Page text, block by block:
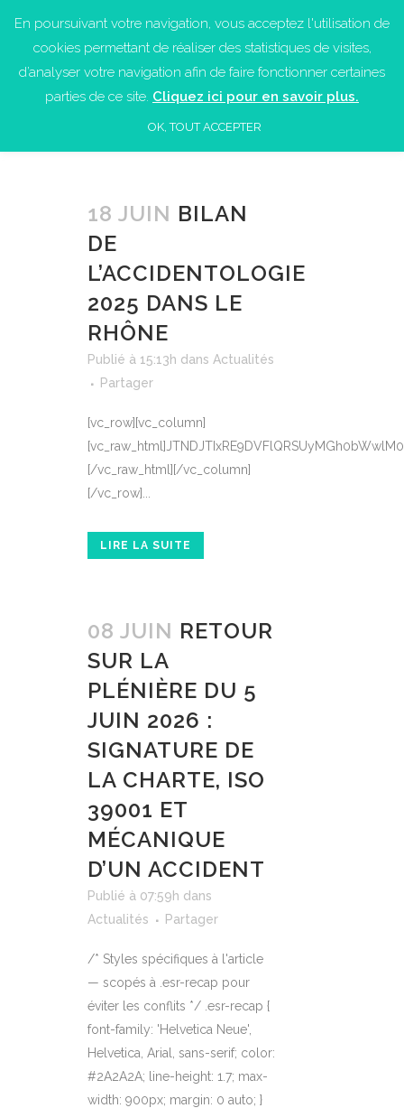
18 JUIN BILAN
DE
L’ACCIDENTOLOGIE
2025 DANS LE
RHÔNE
Publié à 15:13h dans Actualités
Partager
[vc_row][vc_column][vc_raw_html]JTNDJTIxRE9DVFlQRSUyMGh0bWwlM0UlMEElM0MlMjEtLSUwQSUzRCUzRCUzRCUzRCUzRCUzRCUzRCUzRCUzRCUzRCUzRCUzRCUzRCUzRCUzRCUzRCUzRCUzRCUzRCUzRCUzRCUzRCUzRCUzRCUzRCUzRCUzRCUzRCUzRCUzRCUzRCUzRCUzRCUzRCUzRCUzRCUzRCUzRCUzRCUzRCUzRCUzRCUzRCUzRCUzRCUzRCUzRCUzRCUzRCUzRCUzRCUzRCUzRCUzRCUzRCUzRCUzRCUzRCUzRCUzRCUzRCUzRCUzRCUzRCUwQSUyMFBBR0UlMjBXRUIlMjBJTlRFUkFDVElWRSUyMCVFMiU4MCU5NCUyMEJJTEFOJTIwUyVDMyU4OUNVUklUJUMzJTg5JTIwUk9VVEklQzMlODhSRSUyMFJIJUMzJTk0TkUlMjAyMDI1JTBBJTIwQ2x1YiUyMEVudHJlcHJpc2VzJTIwUyVDMyVBOWN1cml0JUMzJUE5JTIwUm91dGklQzMlQThyZSUyMGR1JTIwUmglQzMlQjRuZSUyMCUyOENsdWIlMjBFU1IlMjA2OSUyOSUwQSUyMFNvdXJjZSUyMCUzQSUyMFByJUMzJUE5ZmVjdHVyZSUyMGR1JTIwUmglQzMlQjRuZSUyMCUyRiUyMEREVCUyMCVFMiU4MCU5NCUyMEJpbGFuJTIwMjAyNSUyMGRlJTIwbCUyN2FjY2lkZW50b2xvZ2llJTBBJTIwJTI4T0RTUiUyMCVFMiU4MCU5NCUyME9ic2VydmF0b2lyZSUyMGQlQzMlQTlwYXJ0ZW1lbnRhbCUyMGRlJTIwbGElMjBzJUMzJUE5Y3VyaXQlQzMlQTklMjByb3V0aSVDMyVBOHJlJTI5JTBBJTIwLS0tLS0tLS0tLS0tLS0tLS0tLS0tLS0tLS0tLS0tLS0tLS0tLS0tLS0tLS0tLS0tLS0tLS0tLS0tLS0tLS0tLSUwQSUyMFBVQkxJQ0FUSU9OJTIwU1VSJTIwY2x1YmVzcjY5LmNvbSUyMCUzQSUwQSUyMCUyMCVFMiU4MCVBMiUyME9wdGlvbiUyMEElMjAlMjhyZWNvbW1hbmQlQzMlQTllJTI5JTIwJTNBJTIwaCVDMyVBOWJlcmdlciUyMGNlJTIwZmljaGllciUyMC5odG1sJTIwdGVsJTIwcXVlbCUwQSUyMCUyMCUyMCUyMGV0JTIwY3IlQzMlQTllciUyMHVuJTIwbGllbiUyMCUyRiUyMGJvdXRvbiUyMGRlcHVpcyUyMGxlJTIwc2l0ZS4lMEElMjAlMjAlRTIlODAlQTIlMjBPcHRpb24lMjBCJTIwJTI4V29yZFByZXNzJTI5JTIwJTNBJTIwaW5zJUMzJUE5cmVyJTIwdmlhJTIwYmxvYyUyMCUyMkhUTUwlMjBwZXJzb25uYWxpcyVDMyVBOSUyMiUwQSUyMCUyMCUyMCUyMG91JTIwaW50JUMzJUE5Z3JlciUyMGxhJTIwcGFnZSUyMGVuJTIwaWZyYW1lLiUwQSUyMCUyMFBhZ2UlMjBhdXRvbm9tZSUyMCUyOGdyYXBoaXF1ZXMlMjBjaGFyZyVDMyVBOXMlMjBkZXB1aXMlMjBsZSUyMENETiUyMENsb3VkZmxhcmUlMjkuJTBBJTNEJTNEJTNEJTNEJTNEJTNEJTNEJTNEJTNEJTNEJTNEJTNEJTNEJTNEJTNEJTNEJTNEJTNEJTNEJTNEJTNEJTNEJTNEJTNEJTNEJTNEJTNEJTNEJTNEJTNEJTNEJTNEJTNEJTNEJTNEJTNEJTNEJTNEJTNEJTNEJTNEJTNEJTNEJTNEJTNEJTNEJTNEJTNEJTNEJTNEJTNEJTNEJTNEJTNEJTNEJTNEJTNEJTNEJTNEJTNEJTNEJTNEJTNEJTNEJTBBLS0lM0UlMEElM0NodG1sJTIwbGFuZyUzRCUyMmZyJTIyJTNFJTBBJTNDaGVhZCUzRSUwQSUzQ21ldGElMjBjaGFyc2V0JTNEJTIyVVRGLTglMjIlM0UlMEElM0NtZXRhJTIwbmFtZSUzRCUyMnZpZXdwb3J0JTIyJTIwY29udGVudCUzRCUyMndpZHRoJTNEZGV2aWNlLXdpZHRoJTJDJTIwaW5pdGlhbC1zY2FsZSUzRDEuMCUyMiUzRSUwQSUzQ3RpdGxlJTNFUyVDMyVBOWN1cml0JUMzJUE5JTIwcm91dGklQzMlQThyZSUyMGRhbnMlMjBsZSUyMFJoJUMzJUI0bmUlMjAlRTIlODAlOTQlMjBCaWxhbiUyMDIwMjUlMjAlN0MlMjBDbHViJTIwRVNSJTIwNjklM0MlMkZ0aXRsZSUzRSUwQSUzQ21ldGElMjBuYW1lJTNEJTIyZGVzY3JpcHRpb24lMjIlMjBjb250ZW50JTNEJTIyNjglMjBwZXJzb25uZXMlMjB0dSVDMyVBOWVzJTIwc3VyJTIwbGVzJTIwcm91dGVzJTIwZHUlMjBSaCVDMyVCNG5lJTIwZW4lMjAyMDI1JTJDJTIwbGUlMjBwaXJlJTIwYmlsYW4lMjBlbiUyMGRpeCUyMGFucy4lMjBEJUMzJUE5Y3J5cHRhZ2UlMjBkdSUyMGJpbGFuJTIwZGUlMjBsYSUyMFByJUMzJUE5ZmVjdHVyZSUyMHBhciUyMGxlJTIwQ2x1YiUyMEVudHJlcHJpc2VzJTIwUyVDMyVBOWN1cml0JUMzJUE5JTIwUm91dGklQzMlQThyZSUyMGR1JTIwUmglQzMlQjRuZSUyMCUyOENsdWIlMjBFU1IlMjA2OSUyOS4lMjIlM0UlMEElM0NzdHlsZSUzRSUwQSUyMCUyMCUzQXJvb3QlN0IlMEElMjAlMjAlMjAlMjAtLXRlYWwlM0ElMjMxRTVGNjUlM0IlMEElMjAlMjAlMjAlMjAtLXRlYWwtMiUzQSUyMzJEQTE5OSUzQiUwQSUyMCUyMCUyMCUyMC0tdGVhbC1saWdodCUzQSUyM0E4RDREMiUzQiUwQSUyMCUyMCUyMCUyMC0tdGVhbC1iZyUzQSUyM0U4RjRGMyUzQiUwQSUyMCUyMCUyMCUyMC0td2FybSUzQSUyM0UxNkE1NiUzQiUwQSUyMCUyMCUyMCUyMC0td2FybS1iZyUzQSUyM0ZGRjdGMCUzQiUwQSUyMCUyMCUyMCUyMC0tYW1iZXIlM0ElMjNGMkE5M0IlM0IlMEElMjAlMjAlMjAlMjAtLWluayUzQSUyMzJBMkEyQSUzQiUwQSUyMCUyMCUyMCUyMC0tbXV0ZWQlM0ElMjM2QjdCN0IlM0IlMEElMjAlMjAlMjAlMjAtLWxpbmUlM0ElMjNFMEVCRUIlM0IlMEElMjAlMjAlN0QlMEElMjAlMjAlMkElN0Jib3gtc2l6aW5nJTNBYm9yZGVyLWJveCUzQiU3RCUwQSUyMCUyMGJvZHklN0IlMEElMjAlMjAlMjAlMjBtYXJnaW4lM0EwJTNCZm9udC1mYW1pbHklM0ElMjdIZWx2ZXRpY2ElMjBOZXVlJTI3JTJDSGVsdmV0aWNhJTJDQXJpYWwlMkNzYW5zLXNlcmlmJTNCY29sb3IlM0F2YXIlMjgtLWluayUyOSUzQiUwQSUyMCUyMCUyMCUyMGxpbmUtaGVpZ2h0JTNBMS42NSUzQi13ZWJraXQtZm9udC1zbW9vdGhpbmclM0FhbnRpYWxpYXNlZCUzQiUwQSUyMCUyMCUyMCUyMGJhY2tncm91bmQlM0ElMEElMjAlMjAlMjAlMjAlMjAlMjByYWRpYWwtZ3JhZGllbnQlMjgxMjAwcHglMjA2MDBweCUyMGF0JTIwODAlMjUlMjAtMTAlMjUlMkMlMjByZ2JhJTI4NDUlMkMxNjElMkMxNTMlMkMuMTYlMjklMkMlMjB0cmFuc3BhcmVudCUyMDYwJTI1JTI5JTJDJTBBJTIwJTIwJTIwJTIwJTIwJTIwcmFkaWFsLWdyYWRpZW50JTI4OTAwcHglMjA1MDBweCUyMGF0JTIwLTEwJTI1JTIwMjAlMjUlMkMlMjByZ2JhJTI4MzAlMkM5NSUyQzEwMSUyQy4xMiUyOSUyQyUyMHRyYW5zcGFyZW50JTIwNTUlMjUlMjklMkMlMEElMjAlMjAlMjAlMjAlMjAlMjBsaW5lYXItZ3JhZGllbnQlMjgxODBkZWclMkMlMjNlYWY0ZjMlMjAwJTI1JTJDJTIwJTIzZTNmMGVmJTIwMTAwJTI1JTI5JTNCJTBBJTIwJTIwJTdEJTBBJTIwJTIwJTJGJTJBJTIwZ2FyZGUtZm91JTIwJTNBJTIwZm9uZCUyMGNsYWlyJTIwZ2FyYW50aSUyMG0lQzMlQUFtZSUyMHNpJTIwbGElMjBwYWdlJTIwaCVDMyVCNHRlJTIwZXN0JTIwYmxhbmNoZSUyMCUyQSUyRiUwQSUyMCUyMC5lc3ItcGFnZSU3QmJhY2tncm91bmQlM0F0cmFuc3BhcmVudCUzQiU3RCUwQSUyMCUyMC53cmFwJTdCbWF4LXdpZHRoJTNBOTgwcHglM0JtYXJnaW4lM0EwJTIwYXV0byUzQnBhZGRpbmclM0EwJTIwMjBweCUzQiU3RCUwQSUwQSUyMCUyMCUyRiUyQSUyMEhFUk8lMjAlRTIlODAlOTQlMjB2ZXJzaW9uJTIwY2xhaXJlJTJDJTIwaW50JUMzJUE5Z3JhYmxlJTIwZGFucyUyMHVuZSUyMHBhZ2UlMjBibGFuY2hlJTIwJTJBJTJGJTBBJTIwJTIwLmhlcm8lN0Jwb3NpdGlvbiUzQXJlbGF0aXZlJTNCb3ZlcmZsb3clM0FoaWRkZW4lM0Jjb2xvciUzQXZhciUyOC0tdGVhbCUyOSUzQiUwQSUyMCUyMCUyMCUyMGJvcmRlciUzQTFweCUyMHNvbGlkJTIwdmFyJTI4LS1saW5lJTI5JTNCYm9yZGVyLXRvcCUzQTZweCUyMHNvbGlkJTIwdmFyJTI4LS10ZWFsLTIlMjklM0Jib3JkZXItcmFkaXVzJTNBMThweCUzQiUwQSUyMCUyMCUyMCUyMGJhY2tncm91bmQlM0FsaW5lYXItZ3JhZGllbnQlMjgxMzVkZWclMkMlMjNlYWY2ZjQlMjAwJTI1JTJDJTIwJTIzZmZmZmZmJTIwNzIlMjUlMjklM0IlMEElMjAlMjAlMjAlMjBib3gtc2hhZG93JTNBMCUyMDEwcHglMjAzMHB4JTIwcmdiYSUyODMwJTJDOTUlMkMxMDElMkMuMDglMjklM0IlMEElMjAlMjAlMjAlMjBwYWRkaW5nJTNBMzhweCUyMDI4cHglMjAzMHB4JTNCbWFyZ2luJTNBMThweCUyMDAlMjAwJTNCJTdEJTBBJTIwJTIwLmhlcm8lM0ElM0FhZnRlciU3QmNvbnRlbnQlM0ElMjIlMjIlM0Jwb3NpdGlvbiUzQWFic29sdXRlJTNCbGVmdCUzQTAlM0JyaWdodCUzQTAlM0Jib3R0b20lM0EwJTNCaGVpZ2h0JTNBNnB4JTNCJTBBJTIwJTIwJTIwJTIwYmFja2dyb3VuZCUzQXJlcGVhdGluZy1saW5lYXItZ3JhZGllbnQlMjg5MGRlZyUyQ3ZhciUyOC0tdGVhbC0yJTI5JTIwMCUyMDMwcHglMkN0cmFuc3BhcmVudCUyMDMwcHglMjA1NnB4JTI5JTNCb3BhY2l0eSUzQS40NSUzQiU3RCUwQSUyMCUyMC5oZXJvJTIwLndyYXAlN0Jwb3NpdGlvbiUzQXJlbGF0aXZlJTNCei1pbmRleCUzQTIlM0JwYWRkaW5nJTNBMCUzQiU3RCUwQSUyMCUyMC5iYWRnZSU3QmRpc3BsYXklM0FpbmxpbmUtZmxleCUzQmFsaWduLWl0ZW1zJTNBY2VudGVyJTNCZ2FwJTNBOHB4JTNCYmFja2dyb3VuZCUzQXZhciUyOC0tdGVhbC1iZyUyOSUzQiUwQSUyMCUyMCUyMCUyMGJvcmRlciUzQTFweCUyMHNvbGlkJTIwdmFyJTI4LS10ZWFsLWxpZ2h0JTI5JTNCcGFkZGluZyUzQTdweCUyMDE0cHglM0Jib3JkZXItcmFkaXVzJTNBMzBweCUzQmZvbnQtc2l6ZSUzQTEycHglM0IlMEElMjAlMjAlMjAlMjBsZXR0ZXItc3BhY2luZyUzQTEuNXB4JTNCdGV4dC10cmFuc2Zvcm0lM0F1cHBlcmNhc2UlM0Jmb250LXdlaWdodCUzQTcwMCUzQmNvbG9yJTNBdmFyJTI4LS10ZWFsJTI5JTNCJTdEJTBBJTIwJTIwLmhlcm8lMjBoMSU3QmZvbnQtc2l6ZSUzQWNsYW1wJTI4MjhweCUyQzQuNHZ3JTJDNDJweCUyOSUzQmxpbmUtaGVpZ2h0JTNBMS4xJTNCbWFyZ2luJTNBMTZweCUyMDAlMjAxMHB4JTNCZm9udC13ZWlnaHQlM0E4MDAlM0JsZXR0ZXItc3BhY2luZyUzQS0uNXB4JTNCY29sb3IlM0F2YXIlMjgtLXRlYWwlMjklM0IlN0QlMEElMjAlMjAuaGVybyUyMHAubGVhZCU3QmZvbnQtc2l6ZSUzQWNsYW1wJTI4MTVweCUyQzJ2dyUyQzE4cHglMjklM0Jjb2xvciUzQXZhciUyOC0tbXV0ZWQlMjklM0JtYXgtd2lkdGglM0E3MDBweCUzQm1hcmdpbiUzQTAlM0IlN0QlMEElMjAlMjAuaGVyby1maWd1cmUlN0JkaXNwbGF5JTNBZmxleCUzQmFsaWduLWl0ZW1zJTNBYmFzZWxpbmUlM0JnYXAlM0ExOHB4JTNCbWFyZ2luLXRvcCUzQTI0cHglM0JmbGV4LXdyYXAlM0F3cmFwJTNCJTdEJTBBJTIwJTIwLmhlcm8tZmlndXJlJTIwLmJpZyU3QmZvbnQtc2l6ZSUzQWNsYW1wJTI4NjRweCUyQzExdnclMkMxMDRweCUyOSUzQmZvbnQtd2VpZ2h0JTNBODAwJTNCbGluZS1oZWlnaHQlM0EuOSUzQmNvbG9yJTNBdmFyJTI4LS13YXJtJTI5JTNCJTdEJTBBJTIwJTIwLmhlcm8tZmlndXJlJTIwLmNhcCU3QmZvbnQtc2l6ZSUzQTE2cHglM0Jjb2xvciUzQXZhciUyOC0taW5rJTI5JTNCbWF4LXdpZHRoJTNBMzQwcHglM0IlN0QlMEElMjAlMjAuaGVyby1maWd1cmUlMjAuZGVsdGElN0JkaXNwbGF5JTNBaW5saW5lLWJsb2NrJTNCbWFyZ2luLXRvcCUzQTZweCUzQmJhY2tncm91bmQlM0F2YXIlMjgtLXdhcm0lMjklM0Jjb2xvciUzQSUyM2ZmZiUzQiUwQSUyMCUyMCUyMCUyMGZvbnQtd2VpZ2h0JTNBNzAwJTNCcGFkZGluZyUzQTRweCUyMDEycHglM0Jib3JkZXItcmFkaXVzJTNBMjBweCUzQmZvbnQtc2l6ZSUzQTE0cHglM0IlN0QlMEElMEElMjAlMjBzZWN0aW9uJTdCcGFkZGluZyUzQTUycHglMjAwJTNCJTdEJTBBJTIwJTIwLmV5ZWJyb3clN0JkaXNwbGF5JTNBaW5saW5lLWJsb2NrJTNCYmFja2dyb3VuZCUzQXZhciUyOC0tdGVhbC0yJTI5JTNCY29sb3IlM0ElMjNmZmYlM0Jmb250LXNpemUlM0ExMXB4JTNCZm9udC13ZWlnaHQlM0E3MDAlM0IlMEElMjAlMjAlMjAlMjBsZXR0ZXItc3BhY2luZyUzQTEuNXB4JTNCdGV4dC10cmFuc2Zvcm0lM0F1cHBlcmNhc2UlM0JwYWRkaW5nJTNBNnB4JTIwMTNweCUzQmJvcmRlci1yYWRpdXMlM0ExNHB4JTNCbWFyZ2luLWJvdHRvbSUzQTE0cHglM0IlN0QlMEElMjAlMjBoMiU3QmZvbnQtc2l6ZSUzQWNsYW1wJTI4MjRweCUyQzMuNHZ3JTJDMzJweCUyOSUzQmNvbG9yJTNBdmFyJTI4LS10ZWFsJTI5JTNCbWFyZ2luJTNBMCUyMDAlMjAxMnB4JTNCbGluZS1oZWlnaHQlM0ExLjE4JTNCbGV0dGVyLXNwYWNpbmclM0EtLjNweCUzQiU3RCUwQSUyMCUyMGgzJTdCZm9udC1zaXplJTNBMTlweCUzQmNvbG9yJTNBdmFyJTI4LS10ZWFsJTI5JTNCbWFyZ2luJTNBMCUyMDAlMjA2cHglM0IlN0QlMEElMjAlMjAuc3ViJTdCY29sb3IlM0F2YXIlMjgtLW11dGVkJTI5JTNCZm9udC1zaXplJTNBMTVweCUzQm1hcmdpbiUzQTAlMjAwJTIwMjZweCUzQiU3RCUwQSUwQSUyMCUyMC5ncmlkJTdCZGlzcGxheSUzQWdyaWQlM0JnYXAlM0ExOHB4JTNCZ3JpZC10ZW1wbGF0ZS1jb2x1bW5zJTNBcmVwZWF0JTI4YXV0by1maXQlMkNtaW5tYXglMjgyMDBweCUyQzFmciUyOSUyOSUzQiU3RCUwQSUyMCUyMC5zdGF0JTdCYmFja2dyb3VuZCUzQSUyM2ZmZiUzQmJvcmRlciUzQTFweCUyMHNvbGlkJTIwdmFyJTI4LS1saW5lJTI5JTNCYm9yZGVyLXJhZGl1cyUzQTE2cHglM0JwYWRkaW5nJTNBMjZweCUyMDIycHglM0IlMEElMjAlMjAlMjAlMjBib3gtc2hhZG93JTNBMCUyMDhweCUyMDI0cHglMjByZ2JhJTI4MzAlMkM5NSUyQzEwMSUyQy4wNiUyOSUzQnBvc2l0aW9uJTNBcmVsYXRpdmUlM0JvdmVyZmxvdyUzQWhpZGRlbiUzQiUwQSUyMCUyMCUyMCUyMHRyYW5zaXRpb24lM0F0cmFuc2Zvcm0lMjAuMjVzJTIwZWFzZSUyQyUyMGJveC1zaGFkb3clMjAuMjVzJTIwZWFzZSUzQiU3RCUwQSUyMCUyMC5zdGF0JTNBaG92ZXIlN0J0cmFuc2Zvcm0lM0F0cmFuc2xhdGVZJTI4LTVweCUyOSUzQmJveC1zaGFkb3clM0EwJTIwMTRweCUyMDMycHglMjByZ2JhJTI4MzAlMkM5NSUyQzEwMSUyQy4xNCUyOSUzQiU3RCUwQSUyMCUyMC5zdGF0JTIwLm51bSU3QmZvbnQtc2l6ZSUzQTQ2cHglM0Jmb250LXdlaWdodCUzQTgwMCUzQmNvbG9yJTNBdmFyJTI4LS10ZWFsJTI5JTNCbGluZS1oZWlnaHQlM0ExJTNCJTdEJTBBJTIwJTIwLnN0YXQlMjAubnVtLndhcm0lN0Jjb2xvciUzQXZhciUyOC0td2FybSUyOSUzQiU3RCUwQSUyMCUyMC5zdGF0JTIwLmxibCU3Qm1hcmdpbi10b3AlM0E4cHglM0Jmb250LXNpemUlM0ExNHB4JTNCY29sb3IlM0F2YXIlMjgtLW11dGVkJTI5JTNCJTdEJTBBJTIwJTIwLnN0YXQlMjAuaWNvbiU3QnBvc2l0aW9uJTNBYWJzb2x1dGUlM0J0b3AlM0ExOHB4JTNCcmlnaHQlM0ExOHB4JTNCZm9udC1zaXplJTNBMjRweCUzQm9wYWNpdHklM0EuNSUzQiU3RCUwQSUwQSUyMCUyMC5jYXJkczIlN0JkaXNwbGF5JTNBZ3JpZCUzQmdhcCUzQTI0cHglM0JncmlkLXRlbXBsYXRlLWNvbHVtbnMlM0FyZXBlYXQlMjhhdXRvLWZpdCUyQ21pbm1heCUyODMwMHB4JTJDMWZyJTI5JTI5JTNCJTdEJTBBJTIwJTIwLnBhbmVsJTdCYmFja2dyb3VuZCUzQSUyM2ZmZiUzQmJvcmRlciUzQTFweCUyMHNvbGlkJTIwdmFyJTI4LS1saW5lJTI5JTNC
LIRE LA SUITE
08 JUIN RETOUR
SUR LA
PLÉNIÈRE DU 5
JUIN 2026 :
SIGNATURE DE
LA CHARTE, ISO
39001 ET
MÉCANIQUE
D’UN ACCIDENT
Publié à 07:59h dans
Actualités
Partager
/* Styles spécifiques à l'article
— scopés à .esr-recap pour
éviter les conflits */ .esr-recap {
font-family: 'Helvetica Neue',
Helvetica, Arial, sans-serif; color:
#2A2A2A; line-height: 1.7; max-
width: 900px; margin: 0 auto; }
En poursuivant votre navigation, vous acceptez l'utilisation de
cookies permettant de réaliser des statistiques de visites,
d’analyser votre navigation afin de faire fonctionner certaines
parties de ce site. Cliquez ici pour en savoir plus.
OK, TOUT ACCEPTER